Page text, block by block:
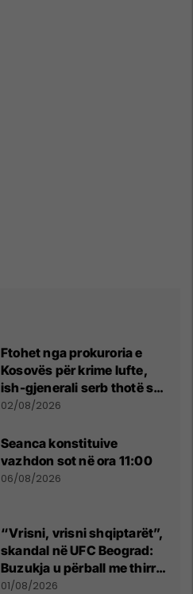
Ftohet nga prokuroria e
Kosovës për krime lufte,
ish-gjenerali serb thotë se
dikush e tradhtoi në
02/08/2026
Seanca konstituive
vazhdon sot në ora 11:00
06/08/2026
“Vrisni, vrisni shqiptarët”,
skandal në UFC Beograd:
Buzukja u përball me thirrje
anti-shqiptare nga
01/08/2026